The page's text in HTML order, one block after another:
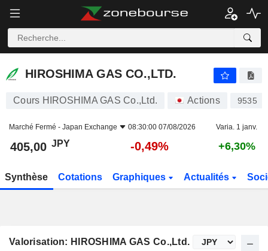
HIROSHIMA GAS CO.,LTD.
HIROSHIMA GAS CO.,LTD.
Cours HIROSHIMA GAS Co.,Ltd. Actions 9535
Marché Fermé - Japan Exchange 08:30:00 07/08/2026 Varia. 1 janv.
405,00 JPY -0,49% +6,30%
Synthèse Cotations Graphiques Actualités
Valorisation: HIROSHIMA GAS Co.,Ltd.